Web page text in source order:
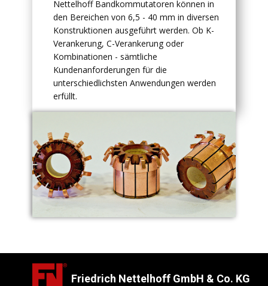
Nettelhoff Bandkommutatoren können in
den Bereichen von 6,5 - 40 mm in diversen
Konstruktionen ausgeführt werden. Ob K-
Verankerung, C-Verankerung oder
Kombinationen - sämtliche
Kundenanforderungen für die
unterschiedlichsten Anwendungen werden
erfüllt.
Friedrich Nettelhoff GmbH & Co. KG